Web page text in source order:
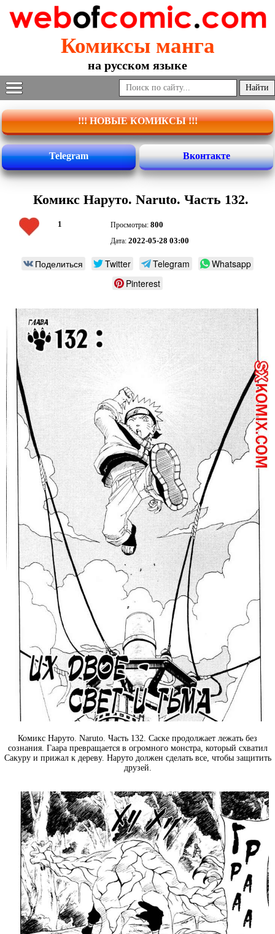
Комиксы манга
на русском языке
!!! НОВЫЕ КОМИКСЫ !!!
Telegram Вконтакте
Комикс Наруто. Naruto. Часть 132.
1 Просмотры: 800
Дата: 2022-05-28 03:00
Поделиться Twitter Telegram
Whatsapp
Pinterest
Комикс Наруто. Naruto. Часть 132. Саске продолжает лежать без
сознания. Гаара превращается в огромного монстра, который схватил
Сакуру и прижал к дереву. Наруто должен сделать все, чтобы защитить
друзей.